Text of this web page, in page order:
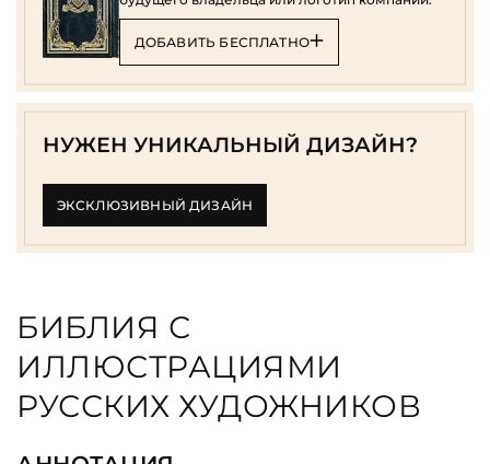
ДОБАВИТЬ БЕСПЛАТНО
НУЖЕН УНИКАЛЬНЫЙ ДИЗАЙН?
ЭКСКЛЮЗИВНЫЙ ДИЗАЙН
БИБЛИЯ С
ИЛЛЮСТРАЦИЯМИ
РУССКИХ ХУДОЖНИКОВ